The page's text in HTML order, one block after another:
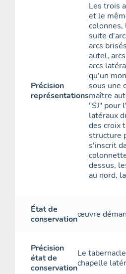
Précision
représentations
Les trois
et le
colonnes,
suite
arcs
autel,
arcs
qu'un
sous une
maître
"SJ" pour
latéraux
des croix
structure
s'inscrit
dessus,
au nord,
État de
conservationœuvre
Précision
état de
conservation
Le
chapelle